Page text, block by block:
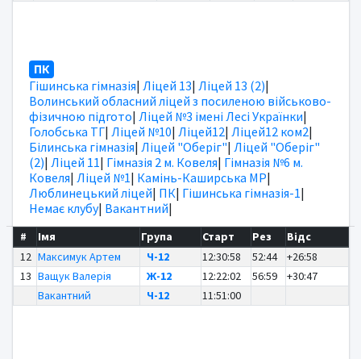
ПК
Гішинська гімназія| Ліцей 13| Ліцей 13 (2)|
Волинський обласний ліцей з посиленою військово-
фізичною підгото| Ліцей №3 імені Лесі Українки|
Голобська ТГ| Ліцей №10| Ліцей12| Ліцей12 ком2|
Білинська гімназія| Ліцей "Оберіг"| Ліцей "Оберіг"
(2)| Ліцей 11| Гімназія 2 м. Ковеля| Гімназія №6 м.
Ковеля| Ліцей №1| Камінь-Каширська МР|
Люблинецький ліцей| ПК| Гішинська гімназія-1|
Немає клубу| Вакантний|
# Імя Група Старт Рез
Відс
12 Максимук Артем Ч-12 12:30:58 52:44
+26:58
13 Ващук Валерія Ж-12 12:22:02 56:59
+30:47
Вакантний
Ч-12 11:51:00